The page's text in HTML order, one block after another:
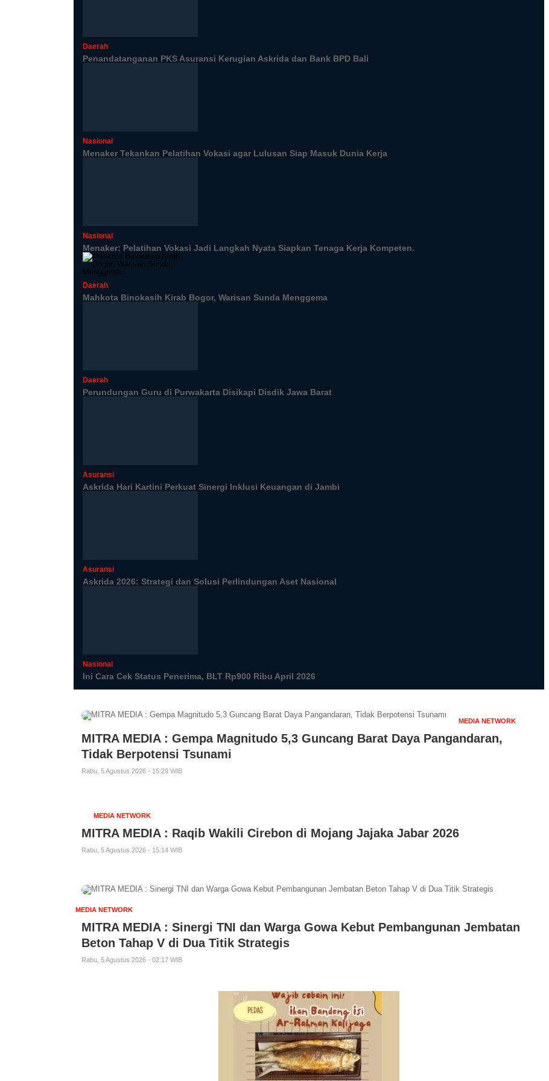
Daerah
Penandatanganan PKS Asuransi Kerugian Askrida dan Bank BPD Bali
Nasional
Menaker Tekankan Pelatihan Vokasi agar Lulusan Siap Masuk Dunia Kerja
Nasional
Menaker: Pelatihan Vokasi Jadi Langkah Nyata Siapkan Tenaga Kerja Kompeten.
Daerah
Mahkota Binokasih Kirab Bogor, Warisan Sunda Menggema
Daerah
Perundungan Guru di Purwakarta Disikapi Disdik Jawa Barat
Asuransi
Askrida Hari Kartini Perkuat Sinergi Inklusi Keuangan di Jambi
Asuransi
Askrida 2026: Strategi dan Solusi Perlindungan Aset Nasional
Nasional
Ini Cara Cek Status Penerima, BLT Rp900 Ribu April 2026
MEDIA NETWORK
MITRA MEDIA : Gempa Magnitudo 5,3 Guncang Barat Daya Pangandaran,
Tidak Berpotensi Tsunami
Rabu, 5 Agustus 2026 - 15:29 WIB
MEDIA NETWORK
MITRA MEDIA : Raqib Wakili Cirebon di Mojang Jajaka Jabar 2026
Rabu, 5 Agustus 2026 - 15:14 WIB
MEDIA NETWORK
MITRA MEDIA : Sinergi TNI dan Warga Gowa Kebut Pembangunan Jembatan
Beton Tahap V di Dua Titik Strategis
Rabu, 5 Agustus 2026 - 02:17 WIB